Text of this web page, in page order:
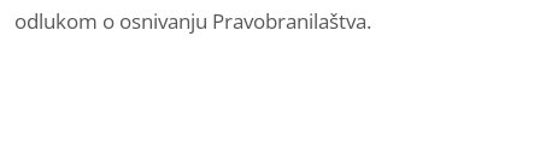
odlukom o osnivanju Pravobranilaštva.